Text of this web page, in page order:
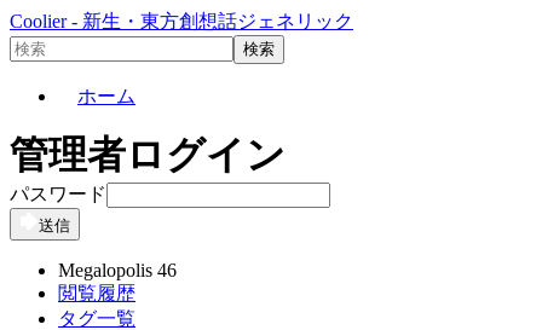
Coolier - 新生・東方創想話ジェネリック
ホーム
管理者ログイン
パスワード
送信
Megalopolis 46
閲覧履歴
タグ一覧